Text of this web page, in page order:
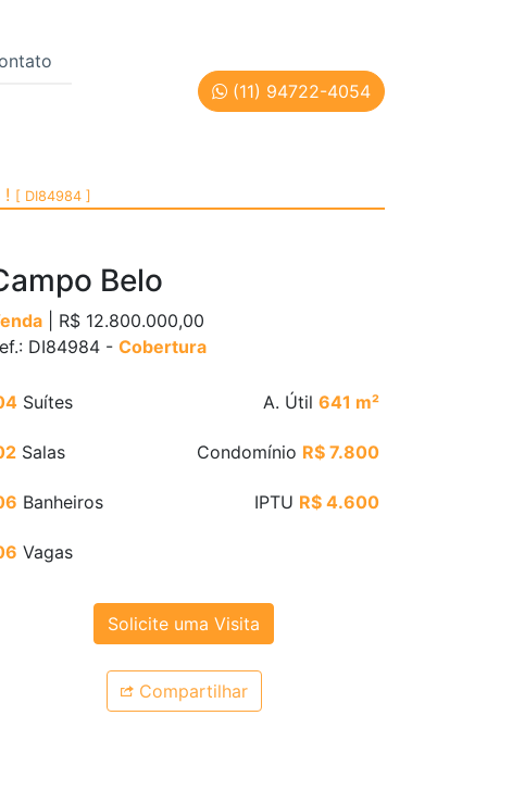
(11) 94722-4054
| Cód: DI84984
! [ DI84984 ]
Belo
| R$ 12.800.000,00
DI84984 - Cobertura
Suítes
Salas
Banheiros
Vagas
A. Útil 641 m²
Condomínio R$ 7.800
IPTU R$ 4.600
Solicite uma Visita
Compartilhar